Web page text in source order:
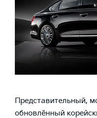
Представительный,
обновлённый